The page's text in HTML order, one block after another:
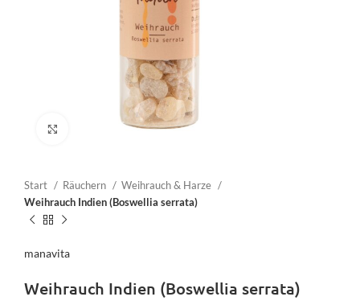
Click to enlarge
Start Räuchern
Weihrauch & Harze
Weihrauch Indien (Boswellia serrata)
manavita
Weihrauch Indien (Boswellia serrata)